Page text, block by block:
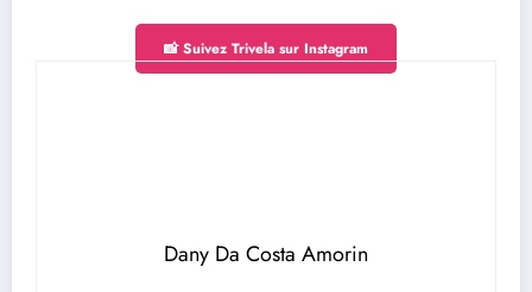
📸 Suivez Trivela sur Instagram
Dany Da Costa Amorin